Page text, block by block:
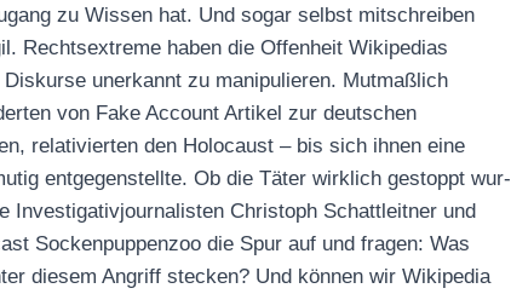
zu Wis­sen hat. Und sogar selbst mit­schrei­ben
Rechts­extre­me haben die Offen­heit Wiki­pe­di­as
uner­kannt zu mani­pu­lie­ren. Mut­maß­lich
von Fake Account Arti­kel zur deut­schen
rela­ti­vier­ten den Holo­caust – bis sich ihnen eine
ent­ge­gen­stell­te. Ob die Täter wirk­lich gestoppt wur­
Inves­ti­ga­ti­v­jour­na­lis­ten Chris­toph Schatt­leit­ner und
Socken­pup­pen­zoo die Spur auf und fra­gen: Was
die­sem Angriff ste­cken? Und kön­nen wir Wiki­pe­dia